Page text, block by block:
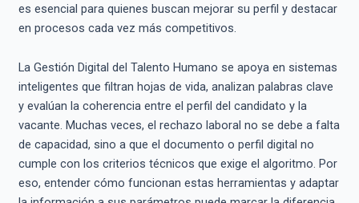
es esencial para quienes buscan mejorar su perfil y destacar
en procesos cada vez más competitivos.
La Gestión Digital del Talento Humano se apoya en sistemas
inteligentes que filtran hojas de vida, analizan palabras clave
y evalúan la coherencia entre el perfil del candidato y la
vacante. Muchas veces, el rechazo laboral no se debe a falta
de capacidad, sino a que el documento o perfil digital no
cumple con los criterios técnicos que exige el algoritmo. Por
eso, entender cómo funcionan estas herramientas y adaptar